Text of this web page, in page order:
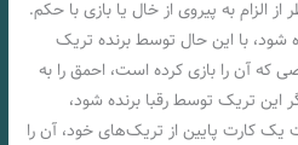
الزام به پیروی از خال یا بازی با حکم.
شود، با این حال توسط برنده تریک
آن را بازی کرده است، احمق را به
تریک توسط رقبا برنده شود،
یک کارت پایین از تریک‌های خود، آن را